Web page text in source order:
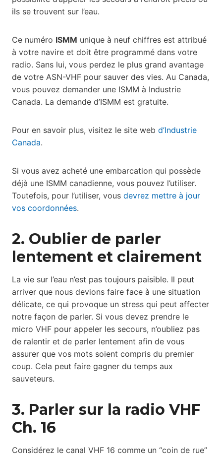
ils se trouvent sur l’eau.
Ce numéro ISMM unique à neuf chiffres est attribué
à votre navire et doit être programmé dans votre
radio. Sans lui, vous perdez le plus grand avantage
de votre ASN-VHF pour sauver des vies. Au Canada,
vous pouvez demander une ISMM à Industrie
Canada. La demande d’ISMM est gratuite.
Pour en savoir plus, visitez le site web d’Industrie
Canada.
Si vous avez acheté une embarcation qui possède
déjà une ISMM canadienne, vous pouvez l’utiliser.
Toutefois, pour l’utiliser, vous devrez mettre à jour
vos coordonnées.
2. Oublier de parler
lentement et clairement
La vie sur l’eau n’est pas toujours paisible. Il peut
arriver que nous devions faire face à une situation
délicate, ce qui provoque un stress qui peut affecter
notre façon de parler. Si vous devez prendre le
micro VHF pour appeler les secours, n’oubliez pas
de ralentir et de parler lentement afin de vous
assurer que vos mots soient compris du premier
coup. Cela peut faire gagner du temps aux
sauveteurs.
3. Parler sur la radio VHF
Ch. 16
Considérez le canal VHF 16 comme un “coin de rue”